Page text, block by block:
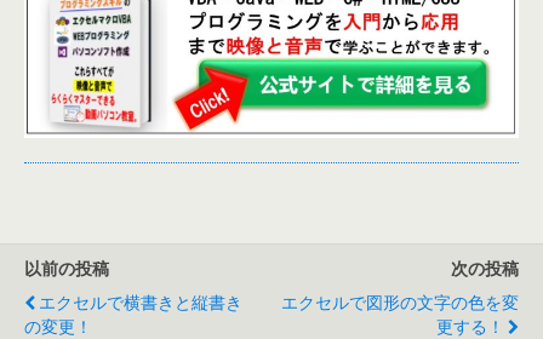
以前の投稿
エクセルで横書きと縦書き
の変更！
次の投稿
エクセルで図形の文字の色を変
更する！